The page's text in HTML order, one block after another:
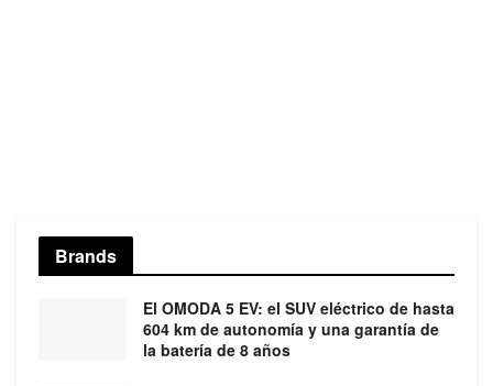
Brands
El OMODA 5 EV: el SUV eléctrico de hasta
604 km de autonomía y una garantía de
la batería de 8 años